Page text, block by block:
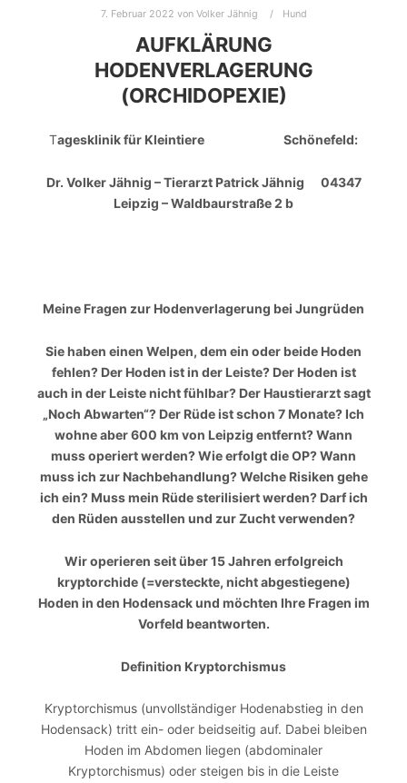
7. Februar 2022 von Volker Jähnig Hund
AUFKLÄRUNG
HODENVERLAGERUNG
(ORCHIDOPEXIE)
Tagesklinik für Kleintiere Schönefeld:
Dr. Volker Jähnig – Tierarzt Patrick Jähnig 04347
Leipzig – Waldbaurstraße 2 b
Meine Fragen zur Hodenverlagerung bei Jungrüden
Sie haben einen Welpen, dem ein oder beide Hoden
fehlen? Der Hoden ist in der Leiste? Der Hoden ist
auch in der Leiste nicht fühlbar? Der Haustierarzt sagt
„Noch Abwarten“? Der Rüde ist schon 7 Monate? Ich
wohne aber 600 km von Leipzig entfernt? Wann
muss operiert werden? Wie erfolgt die OP? Wann
muss ich zur Nachbehandlung? Welche Risiken gehe
ich ein? Muss mein Rüde sterilisiert werden? Darf ich
den Rüden ausstellen und zur Zucht verwenden?
Wir operieren seit über 15 Jahren erfolgreich
kryptorchide (=versteckte, nicht abgestiegene)
Hoden in den Hodensack und möchten Ihre Fragen im
Vorfeld beantworten.
Definition Kryptorchismus
Kryptorchismus (unvollständiger Hodenabstieg in den
Hodensack) tritt ein- oder beidseitig auf. Dabei bleiben
Hoden im Abdomen liegen (abdominaler
Kryptorchismus) oder steigen bis in die Leiste